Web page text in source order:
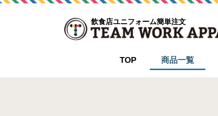
飲食店ユニフォーム簡単注文
TOP 商品一覧